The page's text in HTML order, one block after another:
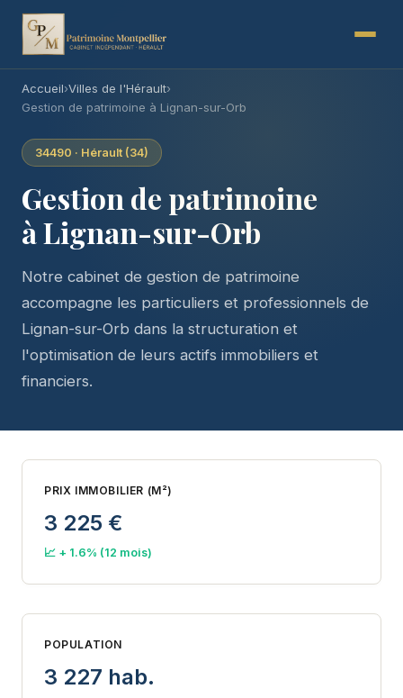
Accueil›Villes de l'Hérault›
Gestion de patrimoine à Lignan-sur-Orb
34490 · Hérault (34)
Gestion de patrimoine
à Lignan-sur-Orb
Notre cabinet de gestion de patrimoine
accompagne les particuliers et professionnels de
Lignan-sur-Orb dans la structuration et
l'optimisation de leurs actifs immobiliers et
financiers.
PRIX IMMOBILIER (M²)
3 225 €
📈 + 1.6% (12 mois)
POPULATION
3 227 hab.